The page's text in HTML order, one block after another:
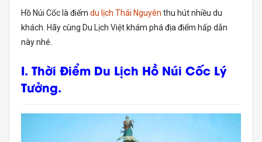
Hồ Núi Cốc là điểm du lịch Thái Nguyên thu hút nhiều du
khách. Hãy cùng Du Lịch Việt khám phá địa điểm hấp dẫn
này nhé.
I. Thời Điểm Du Lịch Hồ Núi Cốc Lý
Tưởng.